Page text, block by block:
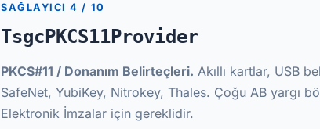
SAĞLAYICI 4 / 10
TsgcPKCS11Provider
PKCS#11 / Donanım Belirteçleri. Akıllı kartlar, USB
SafeNet, YubiKey, Nitrokey, Thales. Çoğu AB yargı
Elektronik İmzalar için gereklidir.